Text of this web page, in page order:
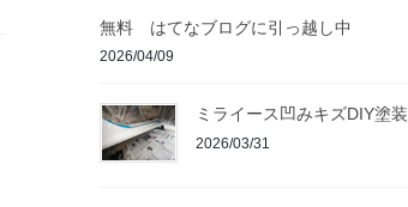
無料 はてなブログに引っ越し中
2026/04/09
ミライース凹みキズDIY塗装
2026/03/31